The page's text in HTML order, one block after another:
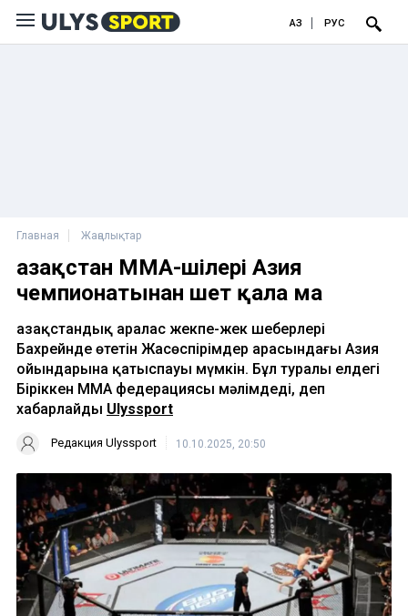
ҚАЗ РУС
Главная Жаңалықтар
Қазақстан MMA-шілері Азия
чемпионатынан шет қала ма
Қазақстандық аралас жекпе-жек шеберлері
Бахрейнде өтетін Жасөспірімдер арасындағы Азия
ойындарына қатыспауы мүмкін. Бұл туралы елдегі
Біріккен ММА федерациясы мәлімдеді, деп
хабарлайды Ulyssport
Редакция Ulyssport 10.10.2025, 20:50